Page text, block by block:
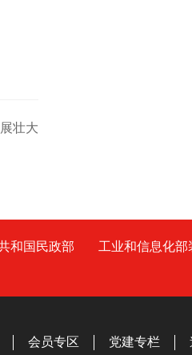
壮大
和国民政部 工业和信息化部
会员专区 党建专栏